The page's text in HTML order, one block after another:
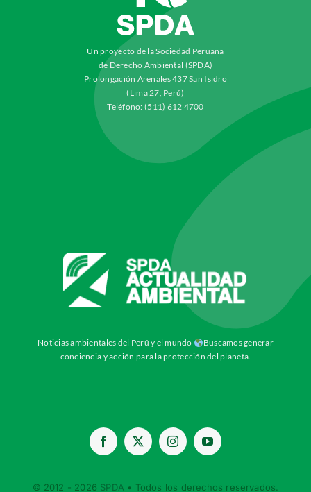
Un proyecto de la Sociedad Peruana
de Derecho Ambiental (SPDA)
Prolongación Arenales 437 San Isidro
(Lima 27, Perú)
Teléfono: (511) 612 4700
Noticias ambientales del Perú y el mundo
Buscamos generar
conciencia y acción para la protección del planeta.
© 2012 - 2026 SPDA • Todos los derechos reservados.